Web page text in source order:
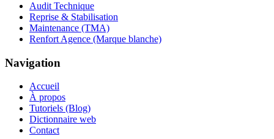
Audit Technique
Reprise & Stabilisation
Maintenance (TMA)
Renfort Agence (Marque blanche)
Navigation
Accueil
À propos
Tutoriels (Blog)
Dictionnaire web
Contact